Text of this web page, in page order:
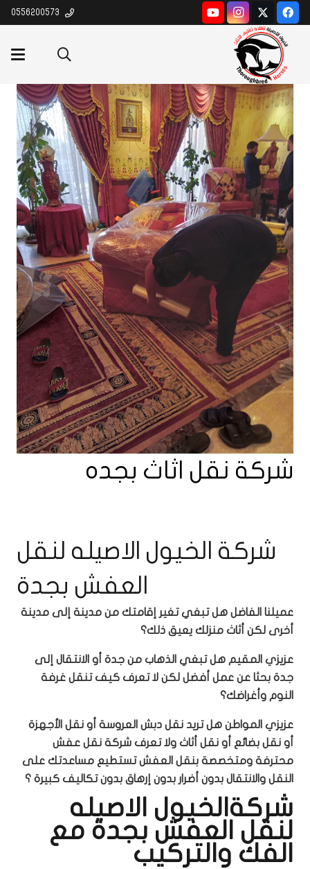
شركة نقل اثاث بجده
شركة الخيول الاصيله لنقل
العفش بجدة
عميلنا الفاضل هل تبغي تغير إقامتك من مدينة إلى مدينة
أخرى لكن أثاث منزلك يعيق ذلك؟
عزيزي المقيم هل تبغي الذهاب من جدة أو الانتقال إلى
جدة بحثا عن عمل أفضل لكن لا تعرف كيف تنقل غرفة
النوم وأغراضك؟
عزيزي المواطن هل تريد نقل دبش العروسة أو نقل الأجهزة
أو نقل بضائع أو نقل أثاث ولا تعرف شركة نقل عفش
محترفة ومتخصصة بنقل العفش تستطيع مساعدتك على
النقل والانتقال بدون أضرار بدون إرهاق بدون تكاليف كبيرة ؟
شركةالخيول الاصيله
لنقل العفش بجدة مع
الفك والتركيب